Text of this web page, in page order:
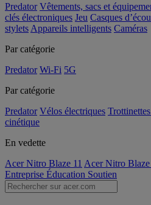
Predator Vêtements, sacs et
clés électroniques Jeu Casques
stylets Appareils intelligents Caméras
Par catégorie
Predator Wi-Fi 5G
Par catégorie
Predator Vélos électriques
cinétique
En vedette
Acer Nitro Blaze 11 Acer Nitro
Entreprise Éducation Soutien